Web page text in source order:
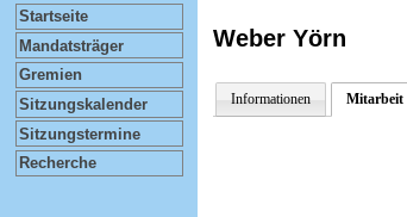
Startseite
Mandatsträger
Gremien
Sitzungskalender
Sitzungstermine
Recherche
Weber Yörn
Informationen Mitarbeit